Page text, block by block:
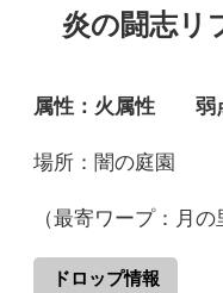
炎の闘志
属性：火属性 弱
場所：闇の庭園
（最寄ワープ：月
ドロップ情報